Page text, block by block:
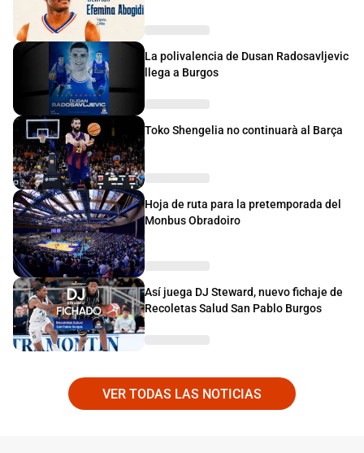
La polivalencia de Dusan Radosavljevic
llega a Burgos
Toko Shengelia no continuarà al Barça
Hoja de ruta para la pretemporada del
Monbus Obradoiro
Así juega DJ Steward, nuevo fichaje de
Recoletas Salud San Pablo Burgos
VER TODAS LAS NOTICIAS